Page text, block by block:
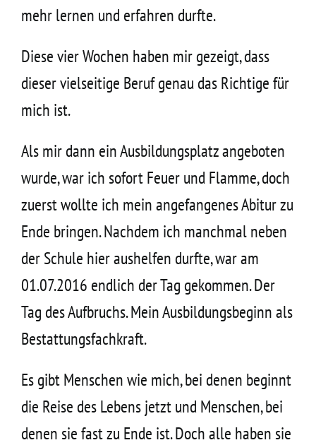
mehr lernen und erfahren durfte.
Diese vier Wochen haben mir gezeigt, dass
dieser vielseitige Beruf genau das Richtige für
mich ist.
Als mir dann ein Ausbildungsplatz angeboten
wurde, war ich sofort Feuer und Flamme, doch
zuerst wollte ich mein angefangenes Abitur zu
Ende bringen. Nachdem ich manchmal neben
der Schule hier aushelfen durfte, war am
01.07.2016 endlich der Tag gekommen. Der
Tag des Aufbruchs. Mein Ausbildungsbeginn als
Bestattungsfachkraft.
Es gibt Menschen wie mich, bei denen beginnt
die Reise des Lebens jetzt und Menschen, bei
denen sie fast zu Ende ist. Doch alle haben sie